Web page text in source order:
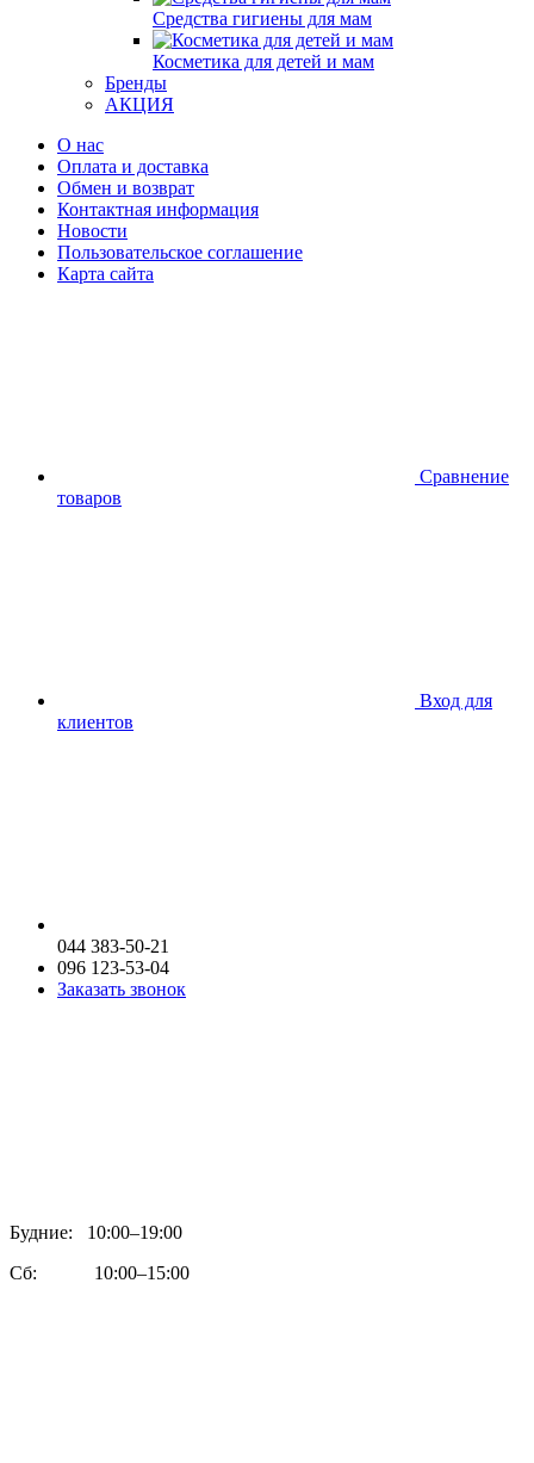
Средства гигиены для мам
Косметика для детей и мам
Бренды
АКЦИЯ
О нас
Оплата и доставка
Обмен и возврат
Контактная информация
Новости
Пользовательское соглашение
Карта сайта
Сравнение
товаров
Вход для
клиентов
044 383-50-21
096 123-53-04
Заказать звонок
Будние: 10:00–19:00
Сб: 10:00–15:00